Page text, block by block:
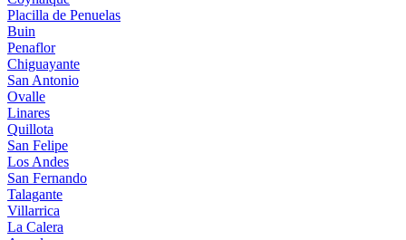
Placilla de Penuelas
Buin
Penaflor
Chiguayante
San Antonio
Ovalle
Linares
Quillota
San Felipe
Los Andes
San Fernando
Talagante
Villarrica
La Calera